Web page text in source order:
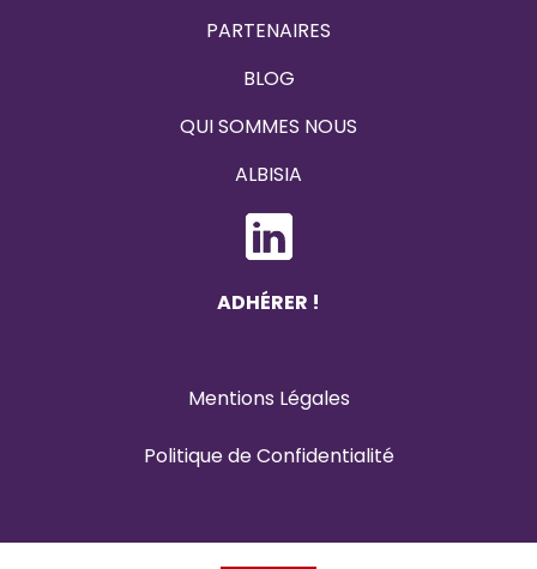
PARTENAIRES
BLOG
QUI SOMMES NOUS
ALBISIA
ADHÉRER !
Mentions Légales
Politique de Confidentialité